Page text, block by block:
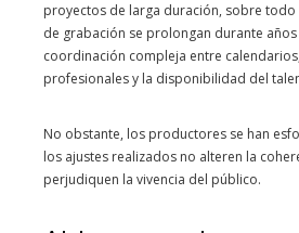
proyectos de larga duración, sobre todo
de grabación se prolongan durante años
coordinación compleja entre
profesionales y la disponibilidad del
No obstante, los productores se han
los ajustes realizados no alteren la
perjudiquen la vivencia del público.